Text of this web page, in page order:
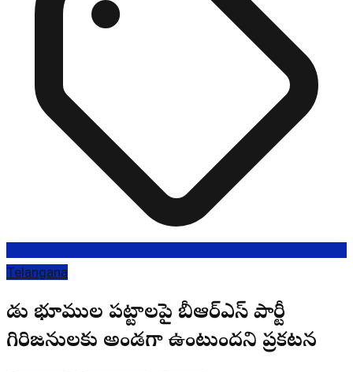
Telangana
పోడు భూముల పట్టాలపై బీఆర్ఎస్ పార్టీ
గిరిజనులకు అండగా ఉంటుందని ప్రకటన